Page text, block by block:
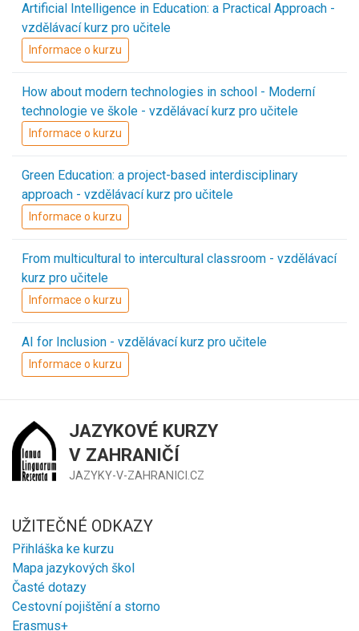
Artificial Intelligence in Education: a Practical Approach -
vzdělávací kurz pro učitele
Informace o kurzu
How about modern technologies in school - Moderní
technologie ve škole - vzdělávací kurz pro učitele
Informace o kurzu
Green Education: a project-based interdisciplinary
approach - vzdělávací kurz pro učitele
Informace o kurzu
From multicultural to intercultural classroom - vzdělávací
kurz pro učitele
Informace o kurzu
AI for Inclusion - vzdělávací kurz pro učitele
Informace o kurzu
JAZYKOVÉ KURZY
V ZAHRANIČÍ
JAZYKY-V-ZAHRANICI.CZ
UŽITEČNÉ ODKAZY
Přihláška ke kurzu
Mapa jazykových škol
Časté dotazy
Cestovní pojištění a storno
Erasmus+